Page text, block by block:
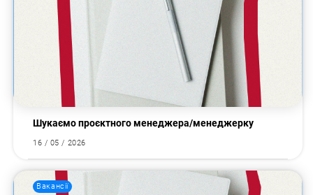
Пошук за запитом:
Шукаємо проєктного менеджера/менеджерку
16 / 05 / 2026
Вакансії